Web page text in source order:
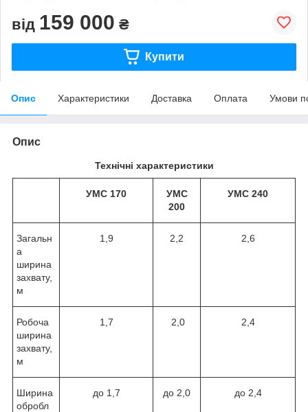
від 159 000 ₴
Купити
Опис Характеристики Доставка Оплата Умови
Опис
Технічні характеристики
УМС 170
УМС
200
УМС 240
Загальн
а
ширина
захвату,
м
1,9 2,2 2,6
Робоча
ширина
захвату,
м
1,7 2,0 2,4
Ширина
обробл
до 1,7 до 2,0 до 2,4